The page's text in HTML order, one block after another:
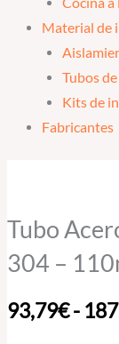
Material de
Tubos
Kits de
Fabricantes
Tubo
304 –
93,79€-
Flexible
Simple
-